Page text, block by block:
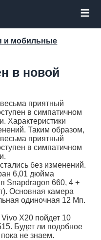
≡
и мобильные
в новой
приятный
в симпатичном
Характеристики
Таким образом,
приятный
в симпатичном
без изменений.
6,01 дюйма
Snapdragon 660, 4 +
Основная камера
одиночная 12 Мп.
X20 пойдет 10
Будет ли подобное
не знаем.